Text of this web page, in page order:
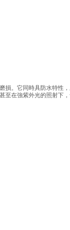
損。它同時具防水特性
至在強紫外光的照射下